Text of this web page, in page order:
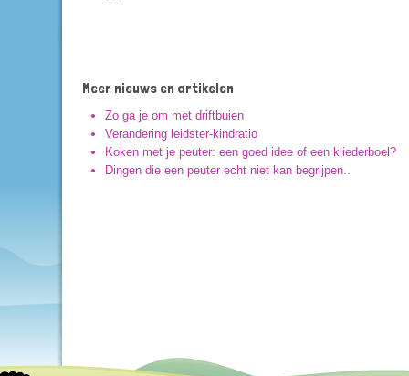
Meer nieuws en artikelen
Zo ga je om met driftbuien
Verandering leidster-kindratio
Koken met je peuter: een goed idee of een kliederboel?
Dingen die een peuter echt niet kan begrijpen..